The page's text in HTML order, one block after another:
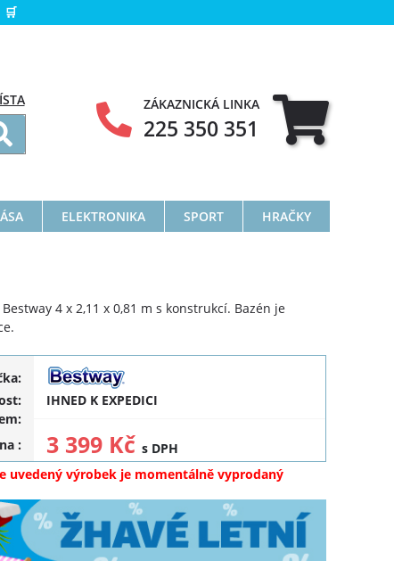
🛒
ZÁKAZNICKÁ LINKA
225 350 351
ELEKTRONIKA SPORT HRAČKY
4 x 2,11 x 0,81 m s konstrukcí. Bazén je
IHNED K EXPEDICI
: 3 399 Kčs DPH
uvedený výrobek je momentálně vyprodaný